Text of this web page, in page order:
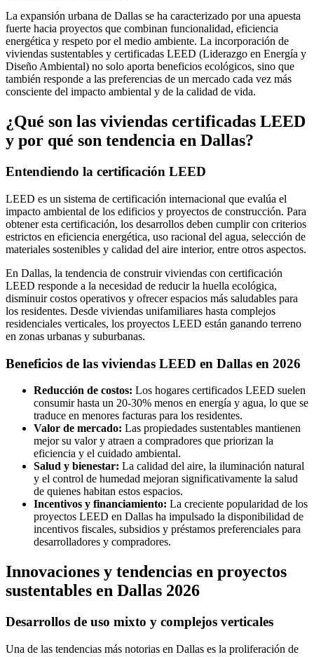
La expansión urbana de Dallas se ha caracterizado por una apuesta
fuerte hacia proyectos que combinan funcionalidad, eficiencia
energética y respeto por el medio ambiente. La incorporación de
viviendas sustentables y certificadas LEED (Liderazgo en Energía y
Diseño Ambiental) no solo aporta beneficios ecológicos, sino que
también responde a las preferencias de un mercado cada vez más
consciente del impacto ambiental y de la calidad de vida.
¿Qué son las viviendas certificadas LEED
y por qué son tendencia en Dallas?
Entendiendo la certificación LEED
LEED es un sistema de certificación internacional que evalúa el
impacto ambiental de los edificios y proyectos de construcción. Para
obtener esta certificación, los desarrollos deben cumplir con criterios
estrictos en eficiencia energética, uso racional del agua, selección de
materiales sostenibles y calidad del aire interior, entre otros aspectos.
En Dallas, la tendencia de construir viviendas con certificación
LEED responde a la necesidad de reducir la huella ecológica,
disminuir costos operativos y ofrecer espacios más saludables para
los residentes. Desde viviendas unifamiliares hasta complejos
residenciales verticales, los proyectos LEED están ganando terreno
en zonas urbanas y suburbanas.
Beneficios de las viviendas LEED en Dallas en 2026
Reducción de costos: Los hogares certificados LEED suelen
consumir hasta un 20-30% menos en energía y agua, lo que se
traduce en menores facturas para los residentes.
Valor de mercado: Las propiedades sustentables mantienen
mejor su valor y atraen a compradores que priorizan la
eficiencia y el cuidado ambiental.
Salud y bienestar: La calidad del aire, la iluminación natural
y el control de humedad mejoran significativamente la salud
de quienes habitan estos espacios.
Incentivos y financiamiento: La creciente popularidad de los
proyectos LEED en Dallas ha impulsado la disponibilidad de
incentivos fiscales, subsidios y préstamos preferenciales para
desarrolladores y compradores.
Innovaciones y tendencias en proyectos
sustentables en Dallas 2026
Desarrollos de uso mixto y complejos verticales
Una de las tendencias más notorias en Dallas es la proliferación de